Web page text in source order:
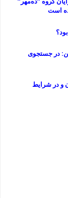
است
در جستجوی
و در شرایط